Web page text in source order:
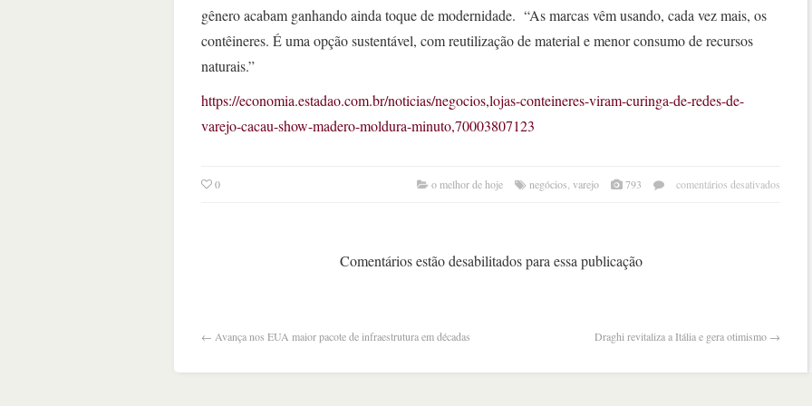
gênero acabam ganhando ainda toque de modernidade. “As marcas vêm usando, cada vez mais, os
contêineres. É uma opção sustentável, com reutilização de material e menor consumo de recursos
naturais.”
https://economia.estadao.com.br/noticias/negocios,lojas-conteineres-viram-curinga-de-redes-de-
varejo-cacau-show-madero-moldura-minuto,70003807123
0 o melhor de hoje negócios, varejo 793 comentários desativados
Comentários estão desabilitados para essa publicação
← Avança nos EUA maior pacote de infraestrutura em décadas Draghi revitaliza a Itália e gera otimismo →